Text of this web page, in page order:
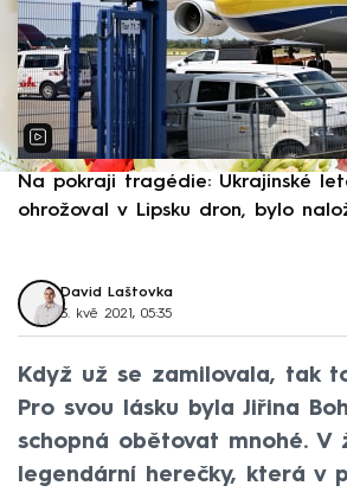
Na pokraji tragédie: Ukrajinské
ohrožoval v Lipsku dron, bylo
David Laštovka
3. kvě 2021, 05:35
Když už se zamilovala, tak
Pro svou lásku byla Jiřina
schopná obětovat mnohé. V
legendární herečky, která v